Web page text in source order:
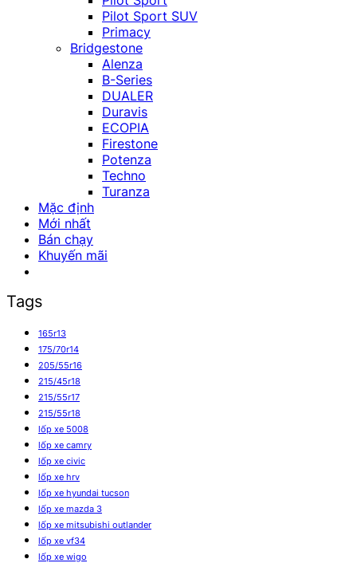
Pilot Sport SUV
Primacy
Bridgestone
Alenza
B-Series
DUALER
Duravis
ECOPIA
Firestone
Potenza
Techno
Turanza
Mặc định
Mới nhất
Bán chạy
Khuyến mãi
Tags
165r13
175/70r14
205/55r16
215/45r18
215/55r17
215/55r18
lốp xe 5008
lốp xe camry
lốp xe civic
lốp xe hrv
lốp xe hyundai tucson
lốp xe mazda 3
lốp xe mitsubishi outlander
lốp xe vf34
lốp xe wigo